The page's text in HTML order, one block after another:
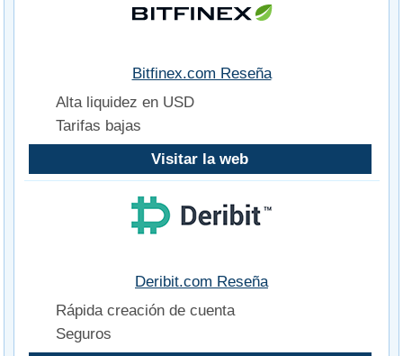
Bitfinex.com Reseña
Alta liquidez en USD
Tarifas bajas
Visitar la web
Deribit.com Reseña
Rápida creación de cuenta
Seguros